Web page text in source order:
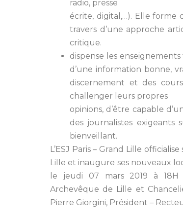
radio, presse
écrite, digital,…). Elle forme
travers d’une approche
critique.
dispense les
d’une information bonne,
discernement et des
challenger leurs propres
opinions, d’être capable
des journalistes
bienveillant.
L’ESJ Paris – Grand Lille
Lille et inaugure ses nouveaux
le jeudi 07 mars 2019 à
Archevêque de Lille et
Pierre Giorgini, Président –